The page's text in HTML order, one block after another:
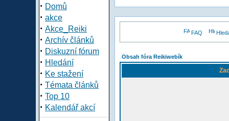
· Domů
· akce
· Akce_Reiki
· Archív článků
· Diskuzní fórum
· Hledání
· Ke stažení
· Témata článků
· Top 10
· Kalendář akcí
FAQ
Obsah fóra Reikiwebík